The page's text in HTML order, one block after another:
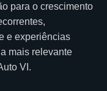
para o crescimento
e experiências
mais relevante
VI .